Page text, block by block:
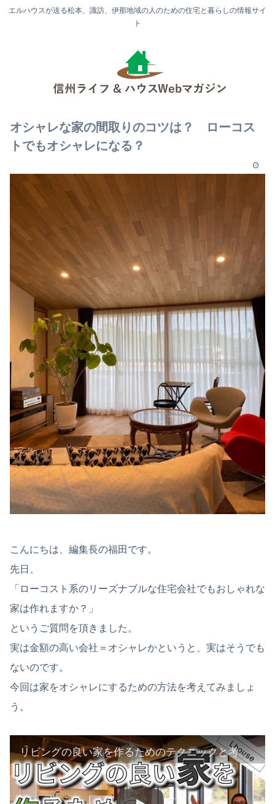
エルハウスが送る松本、諏訪、伊那地域の人のための住宅と暮らしの情報サイ
ト
オシャレな家の間取りのコツは？ ローコス
トでもオシャレになる？
こんにちは、編集長の福田です。
先日、
「ローコスト系のリーズナブルな住宅会社でもおしゃれな
家は作れますか？」
というご質問を頂きました。
実は金額の高い会社＝オシャレかというと、実はそうでも
ないのです。
今回は家をオシャレにするための方法を考えてみましょ
う。
リビングの良い家を作るためのテクニックと考え方【エルハウス福田のWeb勉強会】